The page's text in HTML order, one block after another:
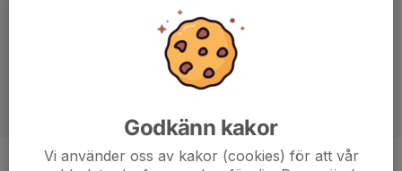
Godkänn kakor
Vi använder oss av kakor (cookies) för att vår